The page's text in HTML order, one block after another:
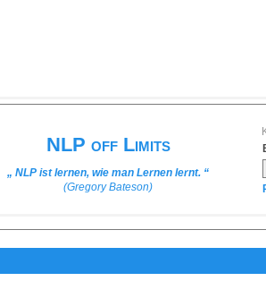
NLP off Limits
„ NLP ist lernen, wie man Lernen lernt. “
(Gregory Bateson)